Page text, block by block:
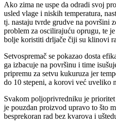
Ako zima ne uspe da odradi svoj
usled vlage i niskih temperatura,
tj. nastaju tvrde grudve na površini
problem za oscilirajuću oprugu, te
bolje koristiti drljače čiji su klinovi
Setvospremač se pokazao dosta
ga izbacuje na površinu i time
pripremu za setvu kukuruza jer
do 10 stepeni, a korovi već uveliko
Svakom poljoprivredniku je
je pouzdan proizvod upravo to što
besprekoran rad bez kvarova i